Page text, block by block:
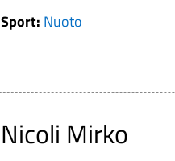
Sport: Nuoto
Nicoli Mirko